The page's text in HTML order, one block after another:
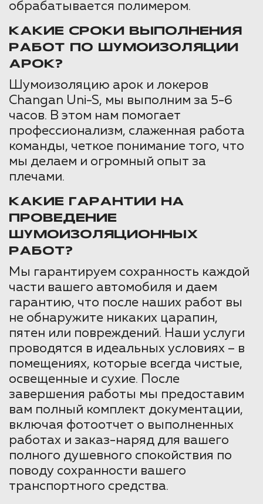
обрабатывается полимером.
КАКИЕ СРОКИ ВЫПОЛНЕНИЯ
РАБОТ ПО ШУМОИЗОЛЯЦИИ
АРОК?
Шумоизоляцию арок и локеров
Changan Uni-S, мы выполним за 5-6
часов. В этом нам помогает
профессионализм, слаженная работа
команды, четкое понимание того, что
мы делаем и огромный опыт за
плечами.
КАКИЕ ГАРАНТИИ НА
ПРОВЕДЕНИЕ
ШУМОИЗОЛЯЦИОННЫХ
РАБОТ?
Мы гарантируем сохранность каждой
части вашего автомобиля и даем
гарантию, что после наших работ вы
не обнаружите никаких царапин,
пятен или повреждений. Наши услуги
проводятся в идеальных условиях – в
помещениях, которые всегда чистые,
освещенные и сухие. После
завершения работы мы предоставим
вам полный комплект документации,
включая фотоотчет о выполненных
работах и заказ-наряд для вашего
полного душевного спокойствия по
поводу сохранности вашего
транспортного средства.